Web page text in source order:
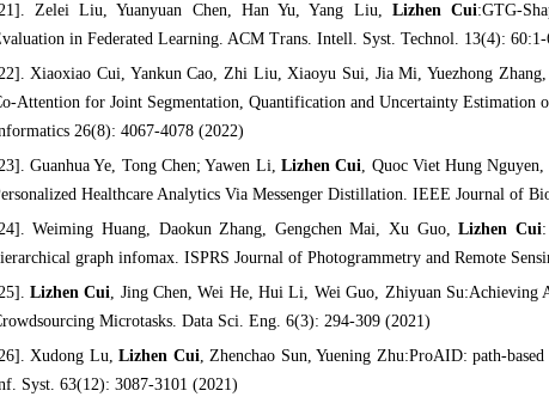
Zelei Liu, Yuanyuan Chen, Han Yu, Yang Liu, Lizhen Cui:GTG-
in Federated Learning. ACM Trans. Intell. Syst. Technol. 13(4):
Xiaoxiao Cui, Yankun Cao, Zhi Liu, Xiaoyu Sui, Jia Mi, Yuezhong
Attention for Joint Segmentation, Quantification and Uncertainty Estimation
26(8): 4067-4078 (2022)
Guanhua Ye, Tong Chen; Yawen Li, Lizhen Cui, Quoc Viet Hung
Healthcare Analytics Via Messenger Distillation. IEEE Journal of
Weiming Huang, Daokun Zhang, Gengchen Mai, Xu Guo,Lizhen Cui:
graph infomax. ISPRS Journal of Photogrammetry and Remote
Lizhen Cui, Jing Chen, Wei He, Hui Li, Wei Guo, Zhiyuan
Microtasks. Data Sci. Eng. 6(3): 294-309 (2021)
Xudong Lu,Lizhen Cui, Zhenchao Sun, Yuening Zhu:ProAID: path-
Syst. 63(12): 3087-3101 (2021)